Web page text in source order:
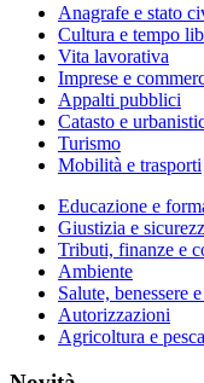
Anagrafe e stato
Cultura e tempo
Vita lavorativa
Imprese e
Appalti pubblici
Catasto e
Turismo
Mobilità e trasporti
Educazione e
Giustizia e
Tributi, finanze e
Ambiente
Salute, benessere
Autorizzazioni
Agricoltura e pesca